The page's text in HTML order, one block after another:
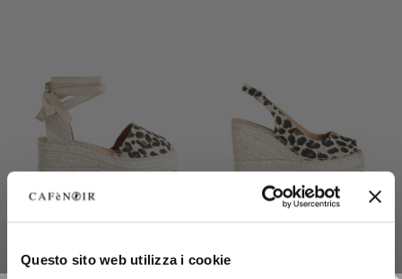
Questo sito web utilizza i cookie
OUTLET
canvas décolleté with slave
OUTLET
canvas peep-toe pump